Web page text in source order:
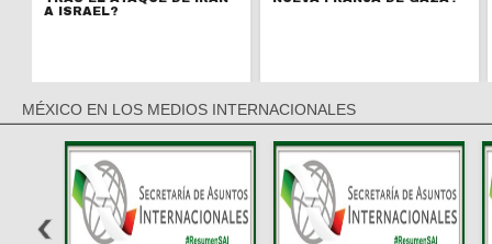
A ISRAEL?
MÉXICO EN LOS MEDIOS INTERNACIONALES